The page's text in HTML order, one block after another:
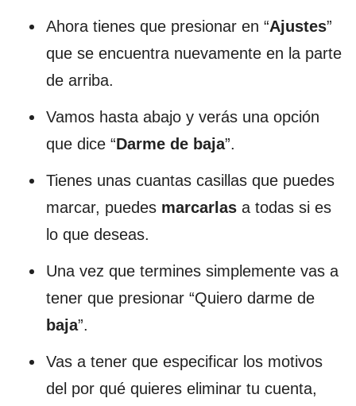
Ahora tienes que presionar en “Ajustes”
que se encuentra nuevamente en la parte
de arriba.
Vamos hasta abajo y verás una opción
que dice “Darme de baja”.
Tienes unas cuantas casillas que puedes
marcar, puedes marcarlas a todas si es
lo que deseas.
Una vez que termines simplemente vas a
tener que presionar “Quiero darme de
baja”.
Vas a tener que especificar los motivos
del por qué quieres eliminar tu cuenta,